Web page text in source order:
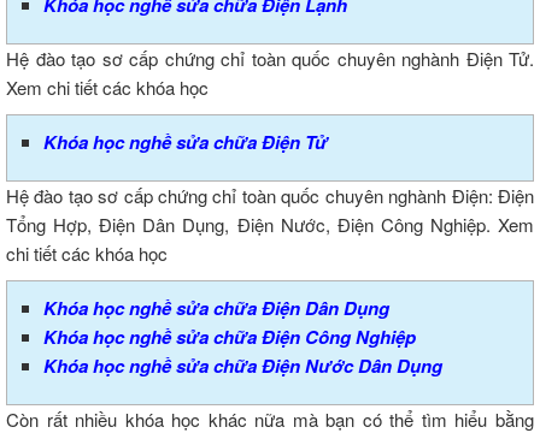
Hệ đào tạo sơ cấp chứng chỉ toàn quốc chuyên nghành Điện Tử.
Xem chi tiết các khóa học
Khóa học nghề sửa chữa Điện Tử
Hệ đào tạo sơ cấp chứng chỉ toàn quốc chuyên nghành Điện: Điện
Tổng Hợp, Điện Dân Dụng, Điện Nước, Điện Công Nghiệp. Xem
chi tiết các khóa học
Khóa học nghề sửa chữa Điện Dân Dụng
Khóa học nghề sửa chữa Điện Công Nghiệp
Khóa học nghề sửa chữa Điện Nước Dân Dụng
Còn rất nhiều khóa học khác nữa mà bạn có thể tìm hiểu bằng